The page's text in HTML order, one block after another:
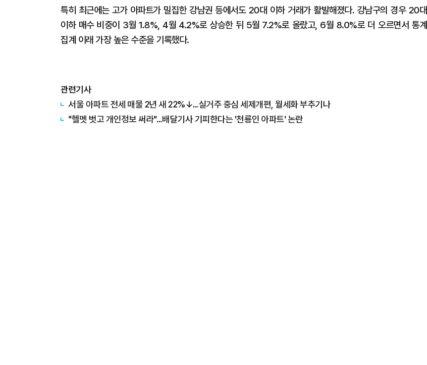
특히 최근에는 고가 아파트가 밀집한 강남권 등에서도 20대 이하 거래가 활발해졌다. 강남구의 경우 20대
이하 매수 비중이 3월 1.8%, 4월 4.2%로 상승한 뒤 5월 7.2%로 올랐고, 6월 8.0%로 더 오르면서 통계
집계 이래 가장 높은 수준을 기록했다.
관련기사
서울 아파트 전세 매물 2년 새 22%↓…실거주 중심 세제개편, 월세화 부추기나
"헬멧 벗고 개인정보 써라"…배달기사 기피한다는 '천룡인 아파트' 논란